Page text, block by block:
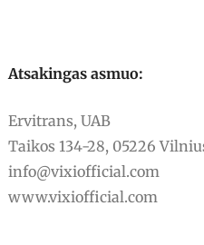
Atsakingas asmuo:
Ervitrans, UAB
Taikos 134-28, 05226
info@vixiofficial.com
www.vixiofficial.com